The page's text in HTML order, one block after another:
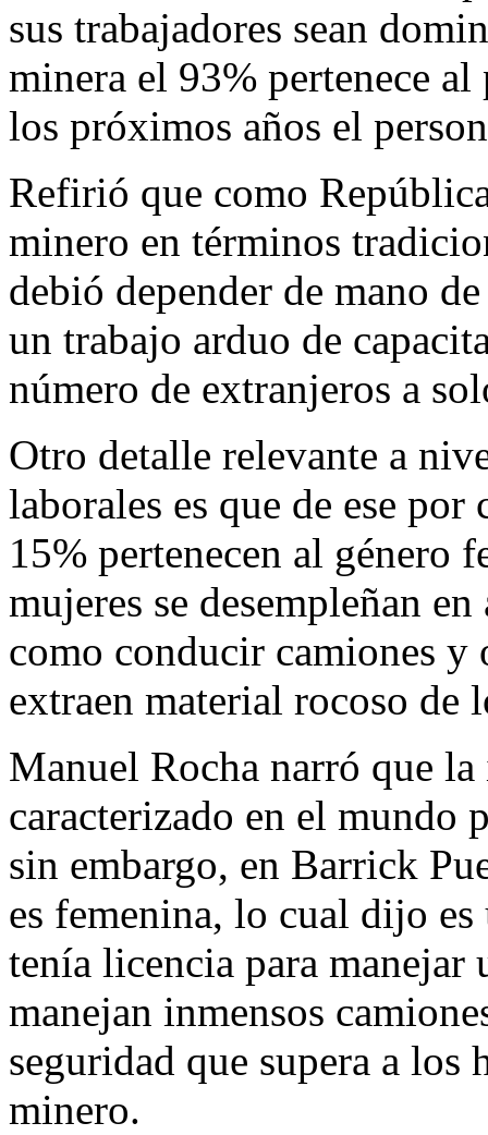
sus trabajadores sean
minera el 93% pertenece
los próximos años el
Refirió que como
minero en términos
debió depender de mano
un trabajo arduo de
número de extranjeros a
Otro detalle relevante a
laborales es que de ese
15% pertenecen al género
mujeres se desempleñan
como conducir camiones y
extraen material rocoso de
Manuel Rocha narró que
caracterizado en el mundo
sin embargo, en Barrick
es femenina, lo cual dijo
tenía licencia para manejar
manejan inmensos
seguridad que supera a
minero.